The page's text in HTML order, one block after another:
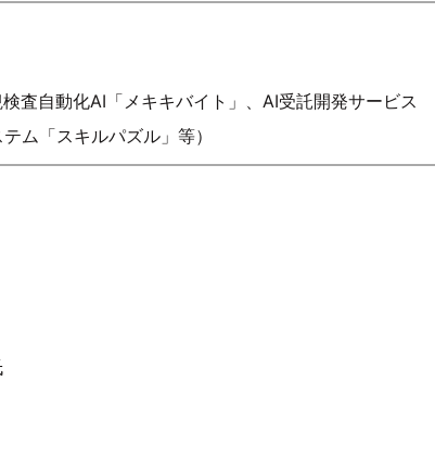
査自動化AI「メキキバイト」、AI受託開発サービス
ム「スキルパズル」等）